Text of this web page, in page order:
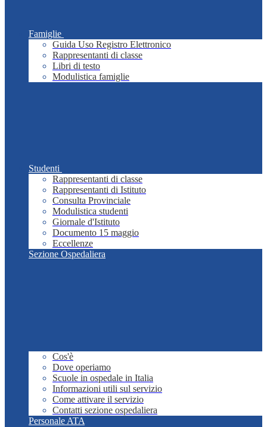
Famiglie
Guida Uso Registro Elettronico
Rappresentanti di classe
Libri di testo
Modulistica famiglie
Studenti
Rappresentanti di classe
Rappresentanti di Istituto
Consulta Provinciale
Modulistica studenti
Giornale d'Istituto
Documento 15 maggio
Eccellenze
Sezione Ospedaliera
Cos'è
Dove operiamo
Scuole in ospedale in Italia
Informazioni utili sul servizio
Come attivare il servizio
Contatti sezione ospedaliera
Personale ATA